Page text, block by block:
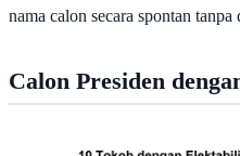
nama calon secara spontan
Calon Presiden